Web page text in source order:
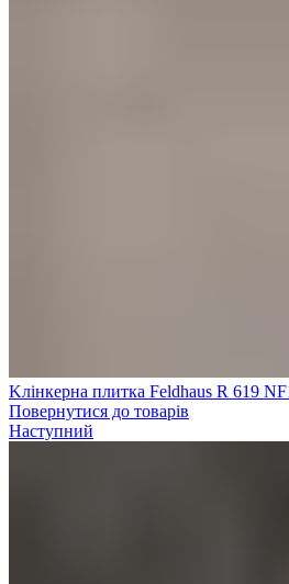
Kлінкерна плитка Feldhaus R 619
Повернутися до товарів
Наступний